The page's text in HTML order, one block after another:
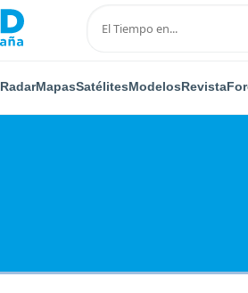
RadarMapasSatélitesModelosRevista